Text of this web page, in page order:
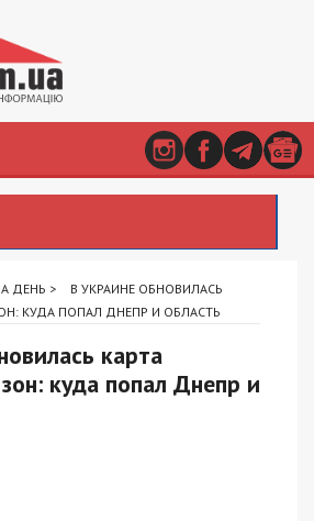
ДЕНЬ >
В УКРАИНЕ ОБНОВИЛАСЬ
КУДА ПОПАЛ ДНЕПР И ОБЛАСТЬ
карта
куда попал Днепр и